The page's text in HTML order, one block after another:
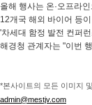
올해 행사는 온·오프라
12개국 해외 바이어 등
'차세대 함정 발전 컨퍼
해경청 관계자는 "이번
*본사이트의 모든 이미지
admin@mestjv.com